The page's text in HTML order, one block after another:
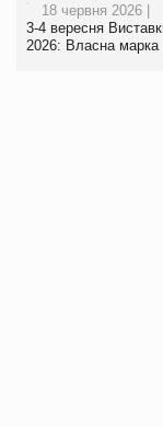
18 червня 2026 |
3-4 вересня
2026: Власна марка